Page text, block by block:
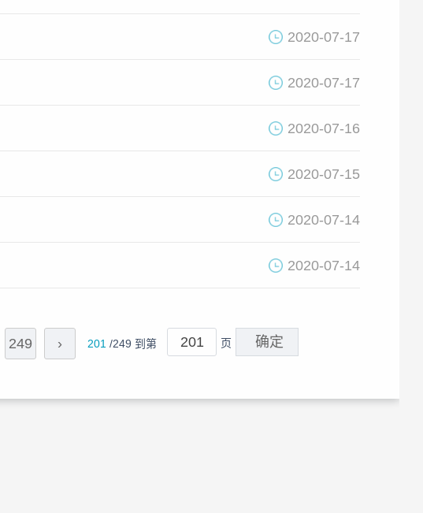
2020-07-17
2020-07-17
2020-07-16
2020-07-15
2020-07-14
2020-07-14
249 › 201 /249 到第 页